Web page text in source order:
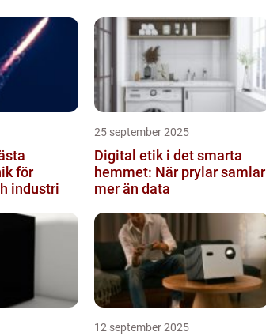
för
industri
25 september 2025
Digital etik i det smarta
hemmet: När prylar samlar
mer än data
12 september 2025